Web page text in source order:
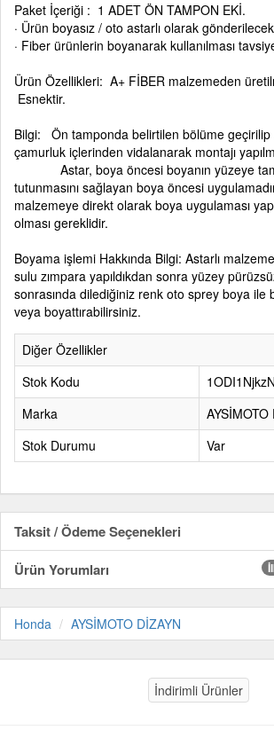
Paket İçeriği : 1 ADET ÖN TAMPON EKİ.
· Ürün boyasız / oto astarlı olarak
· Fiber ürünlerin boyanarak kullanılması
Ürün Özellikleri: A+ FİBER malzemeden
Esnektir.
Bilgi: Ön tamponda belirtilen bölüme geçirilip
çamurluk içlerinden vidalanarak montajı
Astar, boya öncesi boyanın yüzeye
tutunmasını sağlayan boya öncesi
malzemeye direkt olarak boya uygulaması
olması gereklidir.
Boyama işlemi Hakkında Bilgi: Astarlı
sulu zımpara yapıldıkdan sonra yüzey
sonrasında dilediğiniz renk oto sprey boya ile
veya boyattırabilirsiniz.
Diğer Özellikler
Stok Kodu
Marka
AYSİMOTO
Stok Durumu
Var
Taksit / Ödeme Seçenekleri
Ürün Yorumları
Honda AYSİMOTO DİZAYN
İndirimli Ürünler